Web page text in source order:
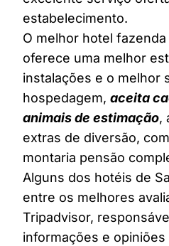
estabelecimento.
O melhor hotel
oferece uma melhor
instalações e o melhor
hospedagem, aceita
animais de estimação,
extras de diversão,
montaria pensão
Alguns dos hotéis de
entre os melhores
Tripadvisor,
informações e